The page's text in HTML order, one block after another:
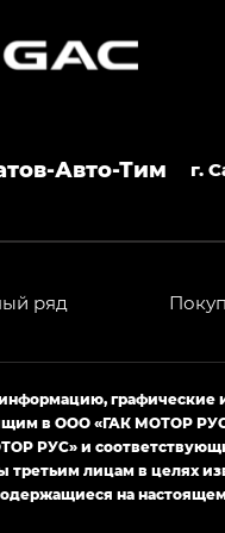
Авто-Тим г.
ряд
информацию,
в ООО «ГАК МОТОР
РУС» и
третьим лицам в целях
на